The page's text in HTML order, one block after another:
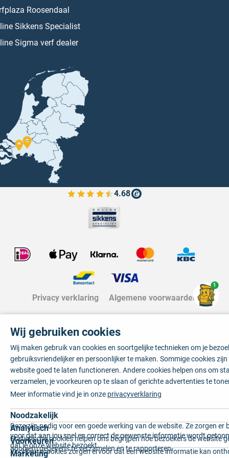
Roosendaal
Sikkens Specialist
Sigma verf dealer
4.68
Bekijk de verfplaza beoordelingen
Privacy verklaring Algemene voorwaarden
Wij gebruiken cookies
Wij maken gebruik van cookies en soortgelijke technieken om je
gebruiksvriendelijker en persoonlijker te maken. Sommige cookies
website goed te laten functioneren. Andere cookies helpen ons om
verzamelen, je voorkeuren op te slaan of gerichte advertenties te
Meer informatie vind je in onze privacyverklaring
Noodzakelijk
Deze zijn nodig voor een goede werking van de website. Ze zorgen er
voor dat aan jou snel en correct de gewenste informatie wordt
dat je onze website bezoekt.
Analytisch
Statistische cookies helpen ons begrijpen hoe bezoekers de website
anoniem gegevens te verzamelen en te rapporteren.
Voorkeuren
Voorkeurscookies zorgen ervoor dat een website informatie kan
Marketing
1